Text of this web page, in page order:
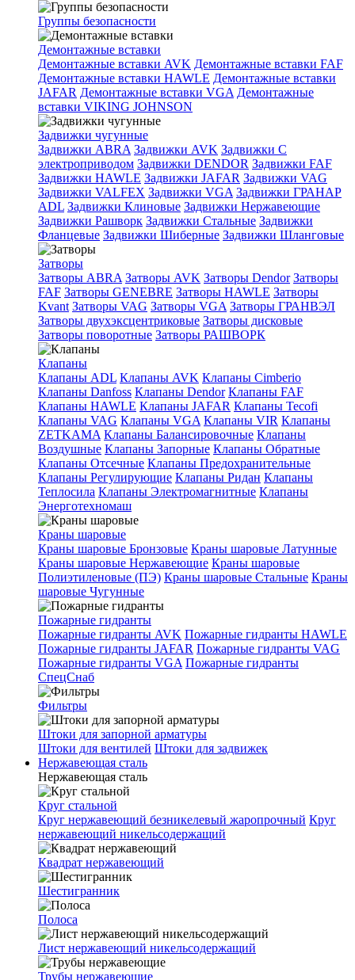
Группы безопасности
Демонтажные вставки
Демонтажные вставки AVK Демонтажные вставки FAF
Демонтажные вставки HAWLE Демонтажные вставки
JAFAR Демонтажные вставки VGA Демонтажные
вставки VIKING JOHNSON
Задвижки чугунные
Задвижки ABRA Задвижки AVK Задвижки C
электроприводом Задвижки DENDOR Задвижки FAF
Задвижки HAWLE Задвижки JAFAR Задвижки VAG
Задвижки VALFEX Задвижки VGA Задвижки ГРАНАР
ADL Задвижки Клиновые Задвижки Нержавеющие
Задвижки Рашворк Задвижки Стальные Задвижки
Фланцевые Задвижки Шиберные Задвижки Шланговые
Затворы
Затворы ABRA Затворы AVK Затворы Dendor Затворы
FAF Затворы GENEBRE Затворы HAWLE Затворы
Kvant Затворы VAG Затворы VGA Затворы ГРАНВЭЛ
Затворы двухэксцентриковые Затворы дисковые
Затворы поворотные Затворы РАШВОРК
Клапаны
Клапаны ADL Клапаны AVK Клапаны Cimberio
Клапаны Danfoss Клапаны Dendor Клапаны FAF
Клапаны HAWLE Клапаны JAFAR Клапаны Tecofi
Клапаны VAG Клапаны VGA Клапаны VIR Клапаны
ZETKAMA Клапаны Балансировочные Клапаны
Воздушные Клапаны Запорные Клапаны Обратные
Клапаны Отсечные Клапаны Предохранительные
Клапаны Регулирующие Клапаны Ридан Клапаны
Теплосила Клапаны Электромагнитные Клапаны
Энерготехномаш
Краны шаровые
Краны шаровые Бронзовые Краны шаровые Латунные
Краны шаровые Нержавеющие Краны шаровые
Полиэтиленовые (ПЭ) Краны шаровые Стальные Краны
шаровые Чугунные
Пожарные гидранты
Пожарные гидранты AVK Пожарные гидранты HAWLE
Пожарные гидранты JAFAR Пожарные гидранты VAG
Пожарные гидранты VGA Пожарные гидранты
СпецСнаб
Фильтры
Штоки для запорной арматуры
Штоки для вентилей Штоки для задвижек
Нержавеющая сталь
Нержавеющая сталь
Круг стальной
Круг нержавеющий безникелевый жаропрочный Круг
нержавеющий никельсодержащий
Квадрат нержавеющий
Шестигранник
Полоса
Лист нержавеющий никельсодержащий
Трубы нержавеющие